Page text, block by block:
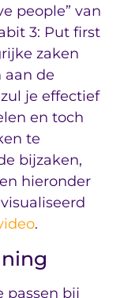
people” van
3: Put first
zaken
aan de
je effectief
en toch
te
bijzaken,
hieronder
.
passen bij